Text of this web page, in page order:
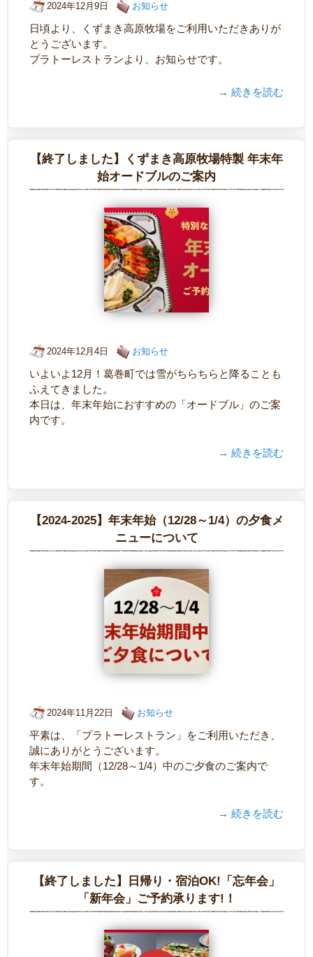
2024年12月9日 お知らせ
日頃より、くずまき高原牧場をご利用いただきありが
とうございます。
プラトーレストランより、お知らせです。
→ 続きを読む
【終了しました】くずまき高原牧場特製 年末年
始オードブルのご案内
2024年12月4日 お知らせ
いよいよ12月！葛巻町では雪がちらちらと降ることも
ふえてきました。
本日は、年末年始におすすめの「オードブル」のご案
内です。
→ 続きを読む
【2024-2025】年末年始（12/28～1/4）の夕食メ
ニューについて
2024年11月22日 お知らせ
平素は、「プラトーレストラン」をご利用いただき、
誠にありがとうございます。
年末年始期間（12/28～1/4）中のご夕食のご案内で
す。
→ 続きを読む
【終了しました】日帰り・宿泊OK!「忘年会」
「新年会」ご予約承ります!！